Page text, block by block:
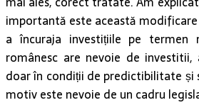
importantă este această
a încuraja investițiile pe termen
românesc are nevoie de investitii,
doar în condiții de predictibilitate
motiv este nevoie de un cadru